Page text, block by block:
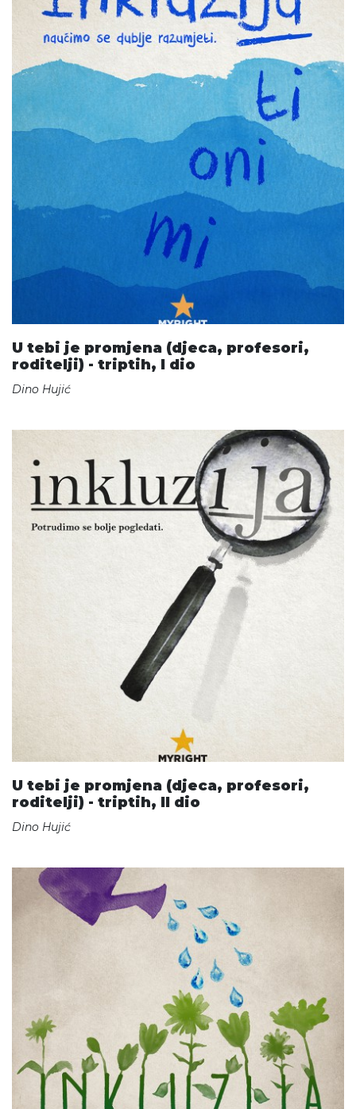
U tebi je promjena (djeca, profesori,
roditelji) - triptih, I dio
Dino Hujić
U tebi je promjena (djeca, profesori,
roditelji) - triptih, II dio
Dino Hujić